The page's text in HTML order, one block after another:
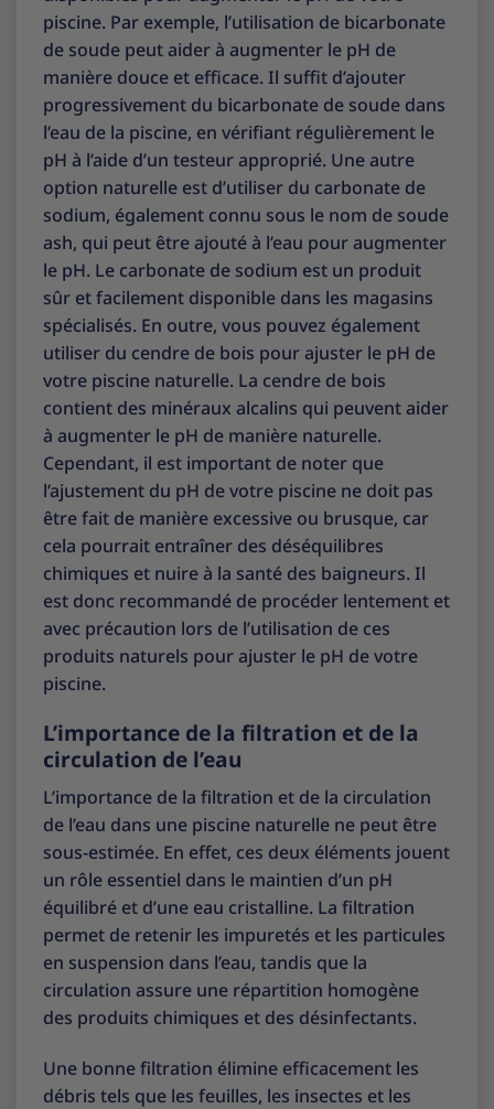
piscine. Par exemple, l’utilisation de bicarbonate
de soude peut aider à augmenter le pH de
manière douce et efficace. Il suffit d’ajouter
progressivement du bicarbonate de soude dans
l’eau de la piscine, en vérifiant régulièrement le
pH à l’aide d’un testeur approprié. Une autre
option naturelle est d’utiliser du carbonate de
sodium, également connu sous le nom de soude
ash, qui peut être ajouté à l’eau pour augmenter
le pH. Le carbonate de sodium est un produit
sûr et facilement disponible dans les magasins
spécialisés. En outre, vous pouvez également
utiliser du cendre de bois pour ajuster le pH de
votre piscine naturelle. La cendre de bois
contient des minéraux alcalins qui peuvent aider
à augmenter le pH de manière naturelle.
Cependant, il est important de noter que
l’ajustement du pH de votre piscine ne doit pas
être fait de manière excessive ou brusque, car
cela pourrait entraîner des déséquilibres
chimiques et nuire à la santé des baigneurs. Il
est donc recommandé de procéder lentement et
avec précaution lors de l’utilisation de ces
produits naturels pour ajuster le pH de votre
piscine.
L’importance de la filtration et de la
circulation de l’eau
L’importance de la filtration et de la circulation
de l’eau dans une piscine naturelle ne peut être
sous-estimée. En effet, ces deux éléments jouent
un rôle essentiel dans le maintien d’un pH
équilibré et d’une eau cristalline. La filtration
permet de retenir les impuretés et les particules
en suspension dans l’eau, tandis que la
circulation assure une répartition homogène
des produits chimiques et des désinfectants.
Une bonne filtration élimine efficacement les
débris tels que les feuilles, les insectes et les